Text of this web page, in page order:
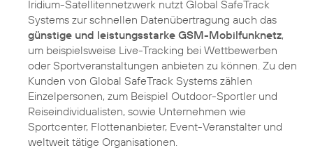
Iridium-Satellitennetzwerk nutzt Global SafeTrack
Systems zur schnellen Datenübertragung auch das
günstige und leistungsstarke GSM-Mobilfunknetz,
um beispielsweise Live-Tracking bei Wettbewerben
oder Sportveranstaltungen anbieten zu können. Zu den
Kunden von Global SafeTrack Systems zählen
Einzelpersonen, zum Beispiel Outdoor-Sportler und
Reiseindividualisten, sowie Unternehmen wie
Sportcenter, Flottenanbieter, Event-Veranstalter und
weltweit tätige Organisationen.